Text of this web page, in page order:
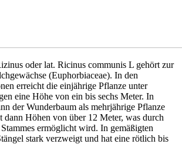
oder lat. Ricinus communis L gehört zur
(Euphorbiaceae). In den
erreicht die einjährige Pflanze unter
eine Höhe von ein bis sechs Meter. In
der Wunderbaum als mehrjährige Pflanze
dann Höhen von über 12 Meter, was durch
ermöglicht wird. In gemäßigten
stark verzweigt und hat eine rötlich bis